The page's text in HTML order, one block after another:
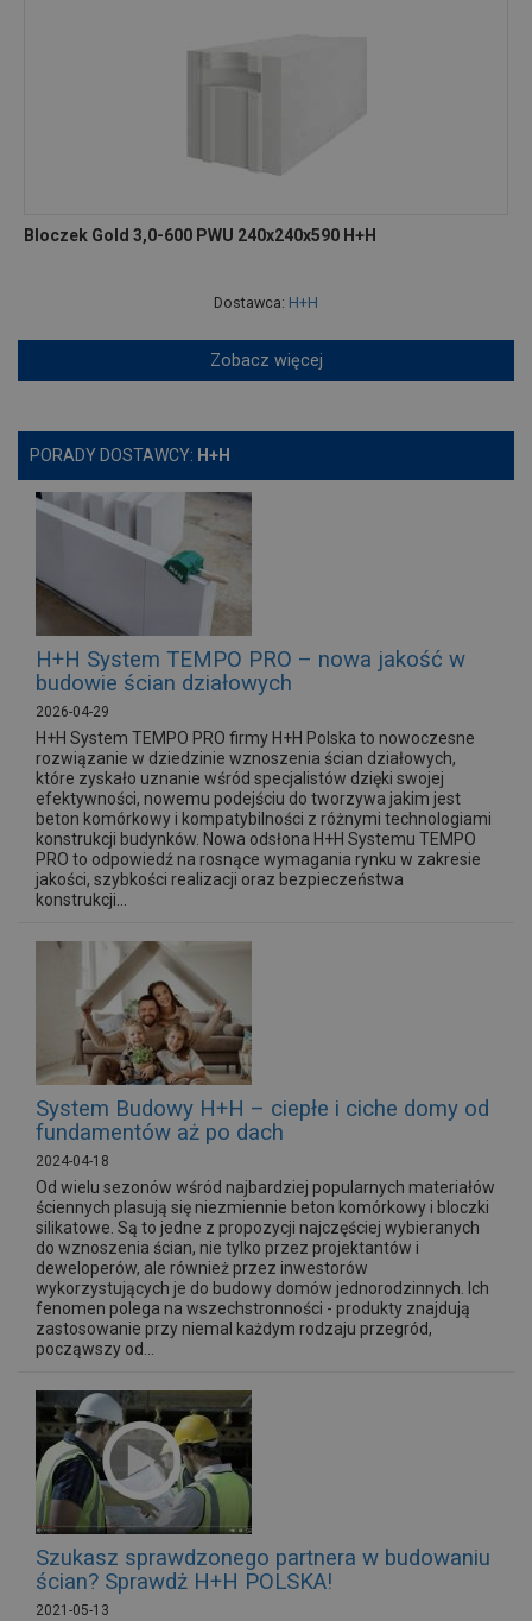
Bloczek Gold 3,0-600 PWU 240x240x590 H+H
Dostawca: H+H
Zobacz więcej
PORADY DOSTAWCY: H+H
H+H System TEMPO PRO – nowa jakość w
budowie ścian działowych
2026-04-29
H+H System TEMPO PRO firmy H+H Polska to nowoczesne
rozwiązanie w dziedzinie wznoszenia ścian działowych,
które zyskało uznanie wśród specjalistów dzięki swojej
efektywności, nowemu podejściu do tworzywa jakim jest
beton komórkowy i kompatybilności z różnymi technologiami
konstrukcji budynków. Nowa odsłona H+H Systemu TEMPO
PRO to odpowiedź na rosnące wymagania rynku w zakresie
jakości, szybkości realizacji oraz bezpieczeństwa
konstrukcji...
System Budowy H+H – ciepłe i ciche domy od
fundamentów aż po dach
2024-04-18
Od wielu sezonów wśród najbardziej popularnych materiałów
ściennych plasują się niezmiennie beton komórkowy i bloczki
silikatowe. Są to jedne z propozycji najczęściej wybieranych
do wznoszenia ścian, nie tylko przez projektantów i
deweloperów, ale również przez inwestorów
wykorzystujących je do budowy domów jednorodzinnych. Ich
fenomen polega na wszechstronności - produkty znajdują
zastosowanie przy niemal każdym rodzaju przegród,
począwszy od...
Szukasz sprawdzonego partnera w budowaniu
ścian? Sprawdż H+H POLSKA!
2021-05-13